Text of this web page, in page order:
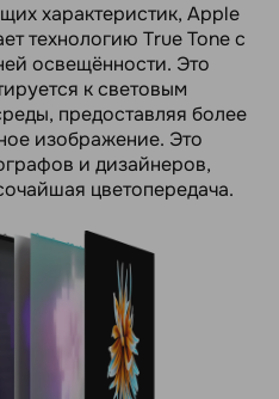
характеристик, Apple
технологию True Tone с
освещённости. Это
к световым
предоставляя более
изображение. Это
и дизайнеров,
цветопередача.